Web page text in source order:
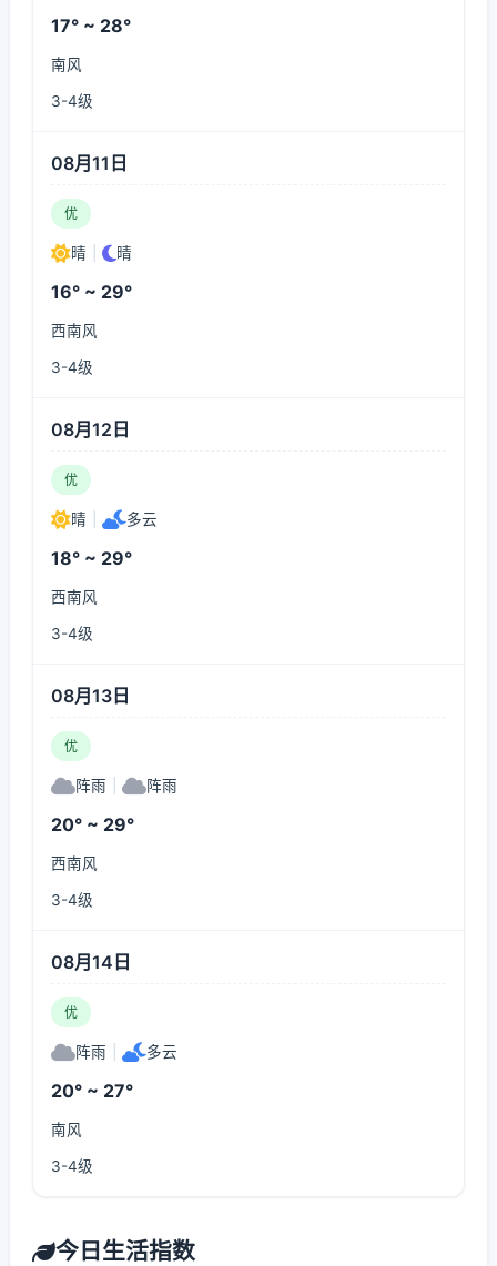
17° ~ 28°
南风
3-4级
08月11日
优
晴 晴
16° ~ 29°
西南风
3-4级
08月12日
优
晴 多云
18° ~ 29°
西南风
3-4级
08月13日
优
阵雨 阵雨
20° ~ 29°
西南风
3-4级
08月14日
优
阵雨 多云
20° ~ 27°
南风
3-4级
今日生活指数